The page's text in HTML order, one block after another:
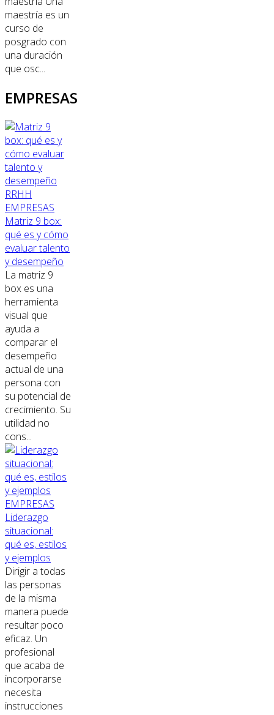
maestría es un
curso de
posgrado con
una duración
que osc...
EMPRESAS
RRHH
EMPRESAS
Matriz 9 box:
qué es y cómo
evaluar talento
y desempeño
La matriz 9
box es una
herramienta
visual que
ayuda a
comparar el
desempeño
actual de una
persona con
su potencial de
crecimiento. Su
utilidad no
cons...
EMPRESAS
Liderazgo
situacional:
qué es, estilos
y ejemplos
Dirigir a todas
las personas
de la misma
manera puede
resultar poco
eficaz. Un
profesional
que acaba de
incorporarse
necesita
instrucciones